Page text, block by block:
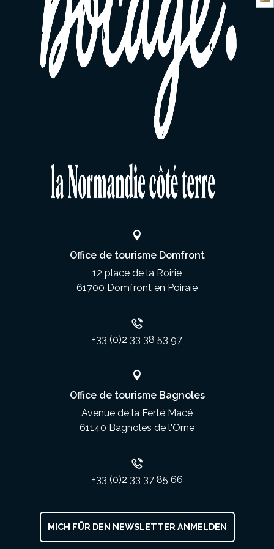
MICH FÜR DEN NEWSLETTER ANMELDEN
Office de tourisme Domfront
12 place de la Roirie
61700 Domfront en Poiraie
+33 (0)2 33 38 53 97
Office de tourisme Bagnoles
Avenue de la Ferté Macé
61140 Bagnoles de l'Orne
+33 (0)2 33 37 85 66